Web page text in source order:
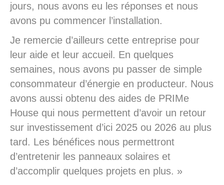
jours, nous avons eu les réponses et nous
avons pu commencer l’installation.
Je remercie d’ailleurs cette entreprise pour
leur aide et leur accueil. En quelques
semaines, nous avons pu passer de simple
consommateur d’énergie en producteur. Nous
avons aussi obtenu des aides de PRIMe
House qui nous permettent d’avoir un retour
sur investissement d’ici 2025 ou 2026 au plus
tard. Les bénéfices nous permettront
d’entretenir les panneaux solaires et
d’accomplir quelques projets en plus. »